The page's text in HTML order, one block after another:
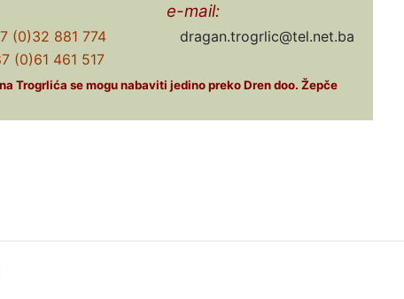
e-mail:
881 774
dragan.trogrlic@tel.net.ba
461 517
Trogrlića se mogu nabaviti jedino preko Dren doo. Žepče